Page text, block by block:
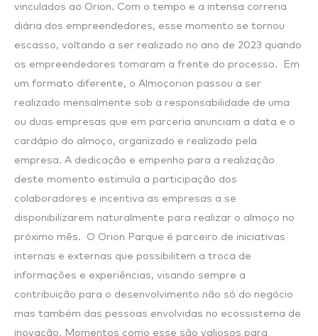
vinculados ao Orion. Com o tempo e a intensa correria
diária dos empreendedores, esse momento se tornou
escasso, voltando a ser realizado no ano de 2023 quando
os empreendedores tomaram a frente do processo. Em
um formato diferente, o Almoçorion passou a ser
realizado mensalmente sob a responsabilidade de uma
ou duas empresas que em parceria anunciam a data e o
cardápio do almoço, organizado e realizado pela
empresa. A dedicação e empenho para a realização
deste momento estimula a participação dos
colaboradores e incentiva as empresas a se
disponibilizarem naturalmente para realizar o almoço no
próximo mês. O Orion Parque é parceiro de iniciativas
internas e externas que possibilitem a troca de
informações e experiências, visando sempre a
contribuição para o desenvolvimento não só do negócio
mas também das pessoas envolvidas no ecossistema de
inovação. Momentos como esse são valiosos para